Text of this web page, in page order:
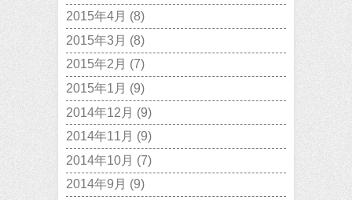
2015年4月 (8)
2015年3月 (8)
2015年2月 (7)
2015年1月 (9)
2014年12月 (9)
2014年11月 (9)
2014年10月 (7)
2014年9月 (9)